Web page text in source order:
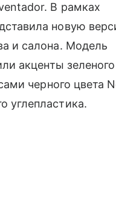
В рамках
новую
и салона. Модель
акценты зеленого
черного цвета
углепластика.